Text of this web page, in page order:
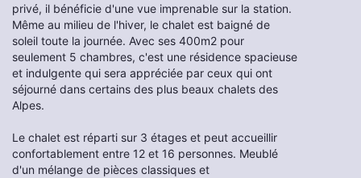
privé, il bénéficie d'une vue imprenable sur la station.
Même au milieu de l'hiver, le chalet est baigné de
soleil toute la journée. Avec ses 400m2 pour
seulement 5 chambres, c'est une résidence spacieuse
et indulgente qui sera appréciée par ceux qui ont
séjourné dans certains des plus beaux chalets des
Alpes.
Le chalet est réparti sur 3 étages et peut accueillir
confortablement entre 12 et 16 personnes. Meublé
d'un mélange de pièces classiques et